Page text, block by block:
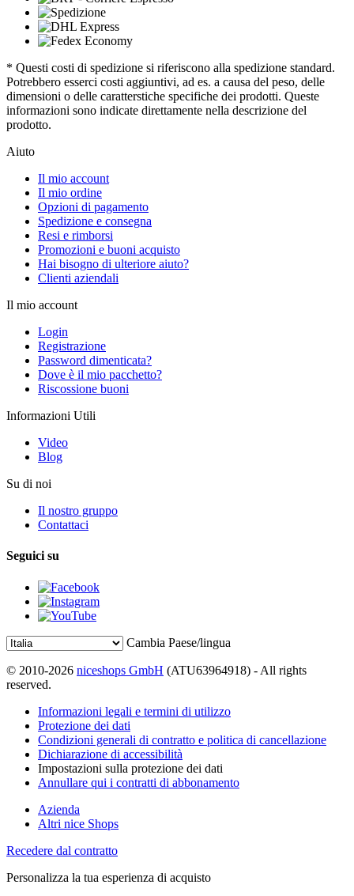
* Questi costi di spedizione si riferiscono alla spedizione standard.
Potrebbero esserci costi aggiuntivi, ad es. a causa del peso, delle
dimensioni o delle caratterstiche specifiche dei prodotti. Queste
informazioni sono indicate direttamente nella descrizione del
prodotto.
Aiuto
Il mio account
Il mio ordine
Opzioni di pagamento
Spedizione e consegna
Resi e rimborsi
Promozioni e buoni acquisto
Hai bisogno di ulteriore aiuto?
Clienti aziendali
Il mio account
Login
Registrazione
Password dimenticata?
Dove è il mio pacchetto?
Riscossione buoni
Informazioni Utili
Video
Blog
Su di noi
Il nostro gruppo
Contattaci
Seguici su
Cambia Paese/lingua
© 2010-2026 niceshops GmbH (ATU63964918) - All rights
reserved.
Informazioni legali e termini di utilizzo
Protezione dei dati
Condizioni generali di contratto e politica di cancellazione
Dichiarazione di accessibilità
Impostazioni sulla protezione dei dati
Annullare qui i contratti di abbonamento
Azienda
Altri nice Shops
Recedere dal contratto
Personalizza la tua esperienza di acquisto